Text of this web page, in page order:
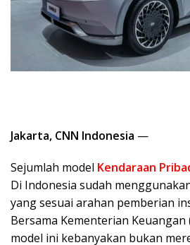
Jakarta, CNN Indonesia —
Sejumlah model Kendaraan
Di Indonesia sudah
yang sesuai arahan pemberian
Bersama Kementerian Keuangan
model ini kebanyakan bukan